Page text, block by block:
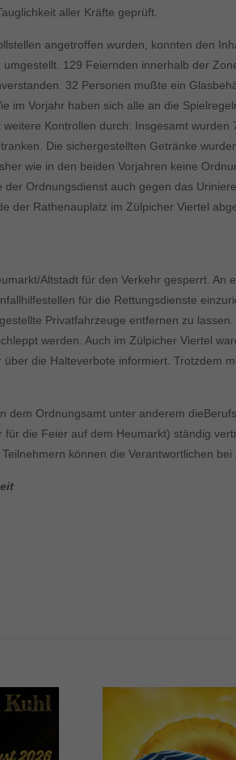
aller Kräfte geprüft.
angetroffen wurden, konnten den
129 Feiernden innerhalb der
32 Personen mußte ein
im Vorjahr haben sich alle an die
Kontrollen durch: Insgesamt
Die sichergestellten Getränke
wie in den beiden Vorjahren keine
Ordnungsdienst auch gegen das
der Rathenauplatz im Zülpicher Viertel
Altstadt für den Verkehr gesperrt.
für die Rettungsdienste
Privatfahrzeuge entfernen zu
werden. Auch im Zülpicher Viertel
die Halteverbote informiert.
dem Ordnungsamt unter anderem
die Feier auf dem Heumarkt) ständig
können die Verantwortlichen